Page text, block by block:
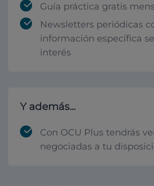
Guía práctica gratis
Newsletters periódicas
información específica
interés
Y además...
Con OCU Plus tendrás
negociadas a tu